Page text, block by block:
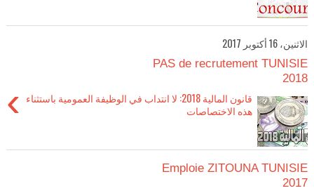
الاثنين، 16 أكتوبر 2017
PAS de recrutement TUNISIE
2018
› قانون المالية 2018: لا انتداب في الوظيفة العمومية باستثناء
هذه الاختصاصات
Emploie ZITOUNA TUNISIE
2017